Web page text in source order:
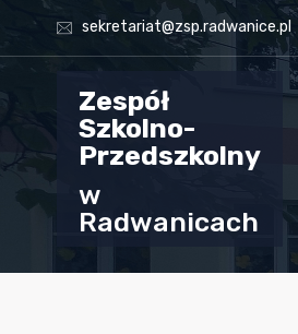
sekretariat@zsp.radwanice.pl
Zespół
Szkolno-
Przedszkolny
w
Radwanicach